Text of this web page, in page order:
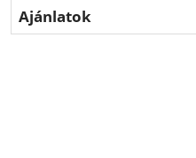
Ajánlatok